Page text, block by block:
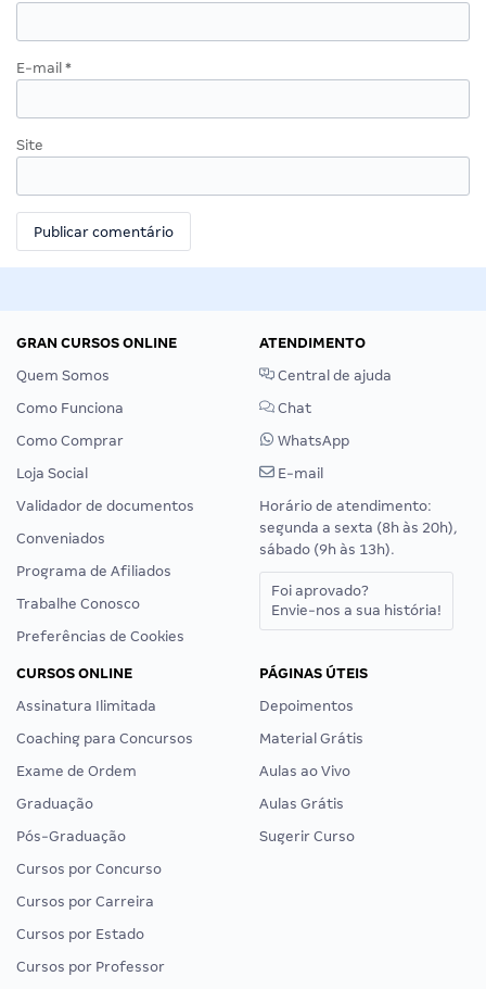
E-mail *
Site
GRAN CURSOS ONLINE
Quem Somos
Como Funciona
Como Comprar
Loja Social
Validador de documentos
Conveniados
Programa de Afiliados
Trabalhe Conosco
Preferências de Cookies
ATENDIMENTO
Central de ajuda
Chat
WhatsApp
E-mail
Horário de atendimento:
segunda a sexta (8h às 20h),
sábado (9h às 13h).
Foi aprovado?
Envie-nos a sua história!
CURSOS ONLINE
Assinatura Ilimitada
Coaching para Concursos
Exame de Ordem
Graduação
Pós-Graduação
Cursos por Concurso
Cursos por Carreira
Cursos por Estado
Cursos por Professor
PÁGINAS ÚTEIS
Depoimentos
Material Grátis
Aulas ao Vivo
Aulas Grátis
Sugerir Curso